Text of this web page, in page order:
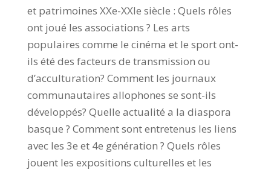
et patrimoines XXe-XXIe siècle : Quels rôles
ont joué les associations ? Les arts
populaires comme le cinéma et le sport ont-
ils été des facteurs de transmission ou
d’acculturation? Comment les journaux
communautaires allophones se sont-ils
développés? Quelle actualité a la diaspora
basque ? Comment sont entretenus les liens
avec les 3e et 4e génération ? Quels rôles
jouent les expositions culturelles et les